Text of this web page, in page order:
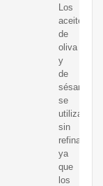
Los
aceites
de
oliva
y
de
sésamo
se
utilizan
sin
refinar,
ya
que
los